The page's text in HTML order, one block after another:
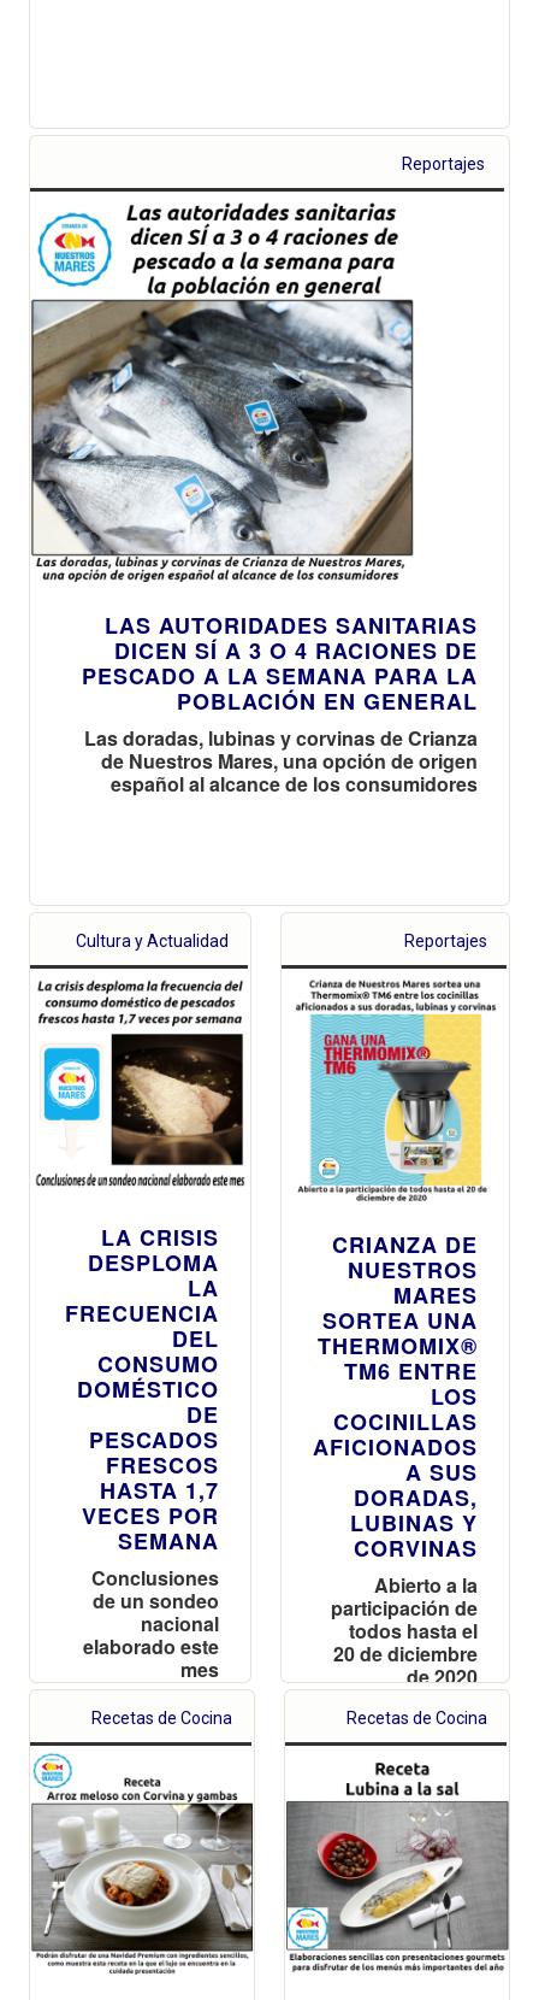
Reportajes
LAS AUTORIDADES SANITARIAS
DICEN SÍ A 3 O 4 RACIONES DE
PESCADO A LA SEMANA PARA LA
POBLACIÓN EN GENERAL
Las doradas, lubinas y corvinas de Crianza
de Nuestros Mares, una opción de origen
español al alcance de los consumidores
Cultura y Actualidad
LA CRISIS
DESPLOMA
LA
FRECUENCIA
DEL
CONSUMO
DOMÉSTICO
DE
PESCADOS
FRESCOS
HASTA 1,7
VECES POR
SEMANA
Conclusiones
de un sondeo
nacional
elaborado este
mes
Reportajes
CRIANZA DE
NUESTROS
MARES
SORTEA UNA
THERMOMIX®
TM6 ENTRE
LOS
COCINILLAS
AFICIONADOS
A SUS
DORADAS,
LUBINAS Y
CORVINAS
Abierto a la
participación de
todos hasta el
20 de diciembre
de 2020
Recetas de Cocina Recetas de Cocina